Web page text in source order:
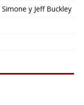
y Jeff Buckley